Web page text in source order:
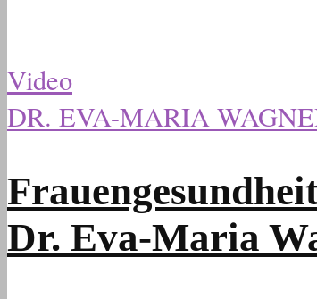
Video
DR. EVA-MARIA
Dr. Eva-Maria